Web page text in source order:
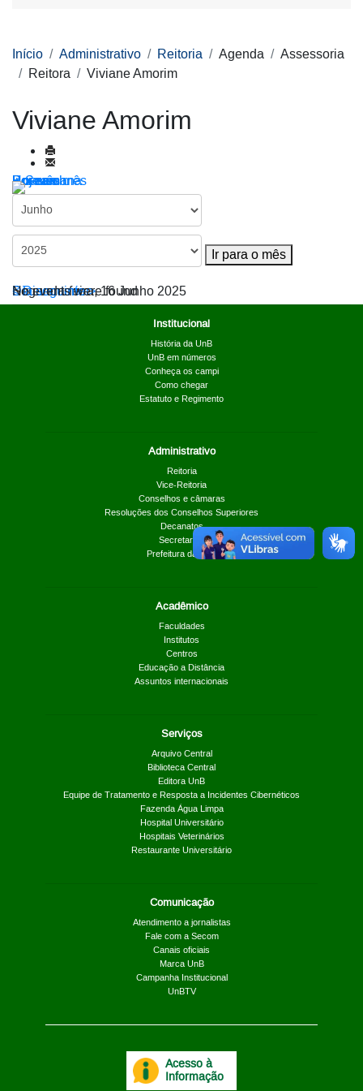
Início Administrativo Reitoria Agenda
Assessoria
Reitora
Viviane Amorim
Viviane Amorim
Por ano
Por mês
Por semana
Hoje
Ir para o mês
Ir para o mês
< Dia anterior
Segunda-feira, 16 Junho 2025
Dia seguinte >
No events were found
Institucional
História da UnB
UnB em números
Conheça os campi
Como chegar
Estatuto e Regimento
Administrativo
Reitoria
Vice-Reitoria
Conselhos e câmaras
Resoluções dos Conselhos Superiores
Decanatos
Secretarias
Prefeitura da UnB
Acadêmico
Faculdades
Institutos
Centros
Educação a Distância
Assuntos internacionais
Serviços
Arquivo Central
Biblioteca Central
Editora UnB
Equipe de Tratamento e Resposta a Incidentes Cibernéticos
Fazenda Água Limpa
Hospital Universitário
Hospitais Veterinários
Restaurante Universitário
Comunicação
Atendimento a jornalistas
Fale com a Secom
Canais oficiais
Marca UnB
Campanha Institucional
UnBTV
Acesso à
Informação